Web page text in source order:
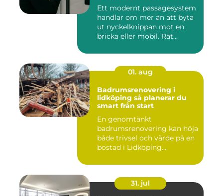
Ett modernt passagesystem
handlar om mer än att byta
ut nyckelknippan mot en
bricka eller mobil. Rät...
01. aug
Badrumsrenovering i
lidköping så planerar du
smart från start
En genomtänkt
badrumsrenovering kan höja
både trivsel och värde på en
bostad i Lidköping.
31. jul